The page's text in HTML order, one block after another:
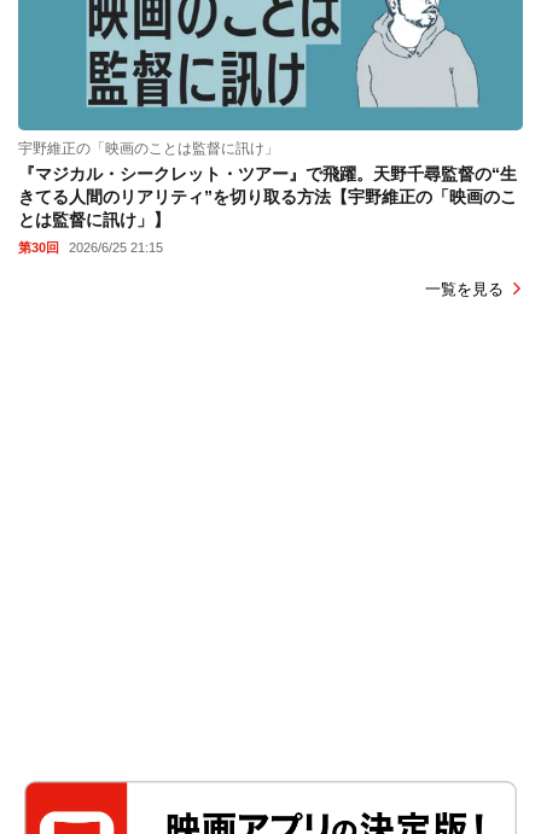
宇野維正の「映画のことは監督に訊け」
『マジカル・シークレット・ツアー』で飛躍。天野千尋監督の“生
きてる人間のリアリティ”を切り取る方法【宇野維正の「映画のこ
とは監督に訊け」】
第30回 2026/6/25 21:15
一覧を見る